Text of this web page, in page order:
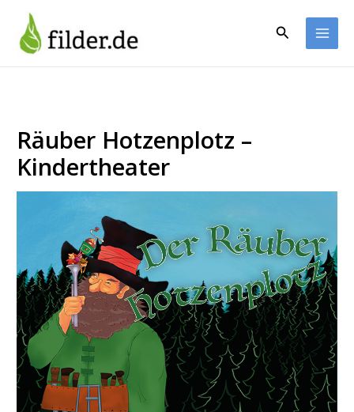
Inhalt
springen
Suchen
Räuber Hotzenplotz –
Kindertheater